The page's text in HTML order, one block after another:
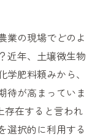
業の現場でどのよ
近年、土壌微生物
肥料頼みから、
待が高まっていま
存在すると言われ
選択的に利用する